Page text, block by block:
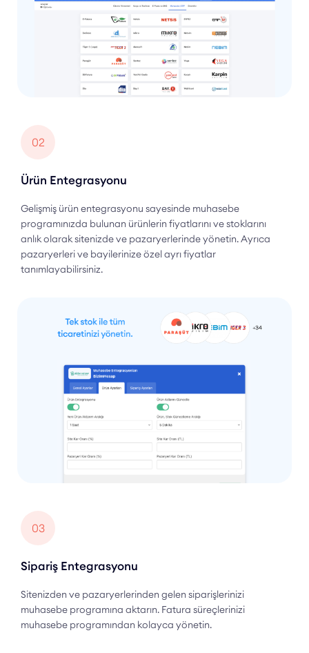
02
Ürün Entegrasyonu
Gelişmiş ürün entegrasyonu sayesinde muhasebe
programınızda bulunan ürünlerin fiyatlarını ve stoklarını
anlık olarak sitenizde ve pazaryerlerinde yönetin. Ayrıca
pazaryerleri ve bayilerinize özel ayrı fiyatlar
tanımlayabilirsiniz.
03
Sipariş Entegrasyonu
Sitenizden ve pazaryerlerinden gelen siparişlerinizi
muhasebe programına aktarın. Fatura süreçlerinizi
muhasebe programından kolayca yönetin.